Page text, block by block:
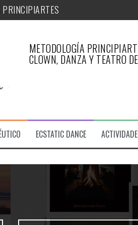
PRINCIPIARTES
METODOLOGÍA
CLOWN, DANZA Y TEATRO
ECSTATIC DANCE